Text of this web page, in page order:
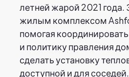
летней жарой 2021 года.
жилым комплексом
помогая
и политику правления
сделать установку
доступной и для соседей.